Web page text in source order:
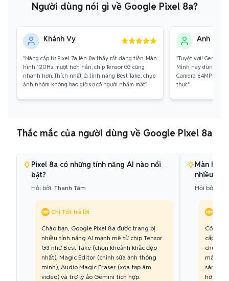
Người dùng nói gì về Google Pixel 8a?
Khánh Vy
"Nâng cấp từ Pixel 7a lên 8a thấy rất đáng tiền. Màn
hình 120Hz mượt hơn hẳn, chip Tensor G3 cũng
nhanh hơn. Thích nhất là tính năng Best Take, chụp
ảnh nhóm không bao giờ sợ có người nhắm mắt."
Anh Khoa
"Tuyệt vời! Gemini
Mình hay dùng để
Camera 64MP
thực."
Thắc mắc của người dùng về Google Pixel 8a
Pixel 8a có những tính năng AI nào nổi
bật?
Hỏi bởi: Thanh Tâm
Chị Tốt trả lời:
Chào bạn, Google Pixel 8a được trang bị
nhiều tính năng AI mạnh mẽ từ chip Tensor
G3 như Best Take (chọn khoảnh khắc đẹp
nhất), Magic Editor (chỉnh sửa ảnh thông
minh), Audio Magic Eraser (xóa tạp âm
video) và trợ lý ảo Gemini tích hợp.
Màn hình
nhiều
Hỏi bởi:
Có bạn
cấp
chuyển
màn
sáng
hơn khi